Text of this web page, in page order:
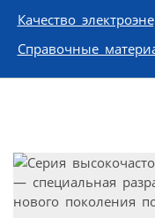
Качество
Справочные